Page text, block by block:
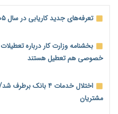
آغاز اجرای پایلوت «ردا کارت»
محدودیت تازه برای شبکه
کنترل تورم
تعرفه‌های جدید کاریابی در سال ۱۴۰۵ ابلاغ شد
بخشنامه وزارت کار درباره
خصوصی هم تعطیل هستند
اختلال خدمات ۴
مشتریان